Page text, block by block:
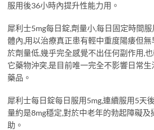
服用後36小時內提升性能力用。
犀利士5mg每日錠,劑量小,每日固定時間
體內,用以治療真正患有輕中重度陽痿但無
於劑量低,幾乎完全感覺不出任何副作用,
它藥物沖突,是目前唯一完全不影響日常
藥品。
犀利士每日錠每日服用5mg,連續服用5天
量約是8mg穩定,對於中老年的勃起障礙
助。